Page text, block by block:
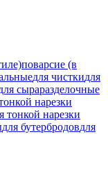
поварсие (в
для чисткидля
сыраразделочные
нарезки
тонкой нарезки
для бутербродовдля